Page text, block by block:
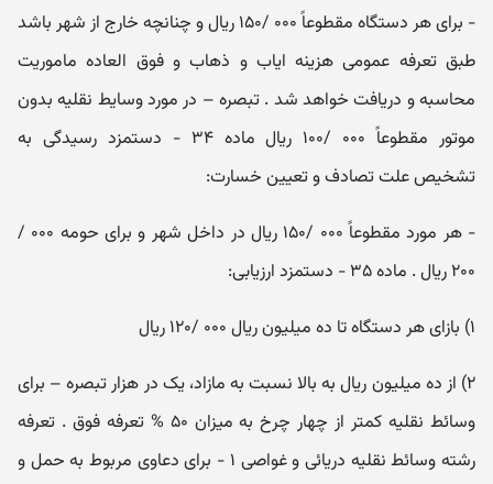
- برای هر دستگاه مقطوعاً ۰۰۰ /۱۵۰ ریال و چنانچه خارج از شهر باشد
طبق تعرفه عمومی هزینه ایاب و ذهاب و فوق العاده ماموریت
محاسبه و دریافت خواهد شد . تبصره – در مورد وسایط نقلیه بدون
موتور مقطوعاً ۰۰۰ /۱۰۰ ریال ماده ۳۴ - دستمزد رسیدگی به
تشخیص علت تصادف و تعیین خسارت:
- هر مورد مقطوعاً ۰۰۰ /۱۵۰ ریال در داخل شهر و برای حومه ۰۰۰ /
۲۰۰ ریال . ماده ۳۵ - دستمزد ارزیابی:
۱) بازای هر دستگاه تا ده میلیون ریال ۰۰۰ /۱۲۰ ریال
۲) از ده میلیون ریال به بالا نسبت به مازاد، یک در هزار تبصره – برای
وسائط نقلیه کمتر از چهار چرخ به میزان ۵۰ % تعرفه فوق . تعرفه
رشته وسائط نقلیه دریائی و غواصی ۱ - برای دعاوی مربوط به حمل و